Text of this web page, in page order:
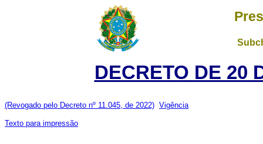
DECRETO DE 20
(Revogado pelo Decreto nº 11.045, de 2022) Vigência
Texto para impressão